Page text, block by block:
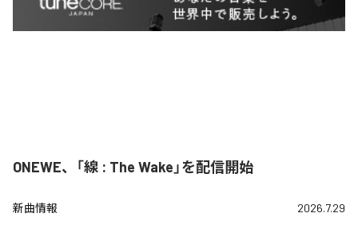
ONEWE、「線 : The Wake」を配信開始
新曲情報 2026.7.29